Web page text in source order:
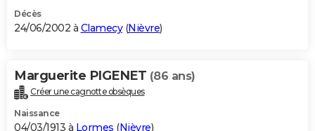
Décès
24/06/2002 à Clamecy(Nièvre)
Marguerite PIGENET (86 ans)
Créer une cagnotte obsèques
Naissance
04/03/1913 à Lormes (Nièvre)